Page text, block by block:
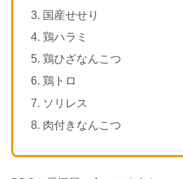
国産せせり
鶏ハラミ
鶏ひざなんこつ
鶏トロ
ソリレス
肉付きなんこつ